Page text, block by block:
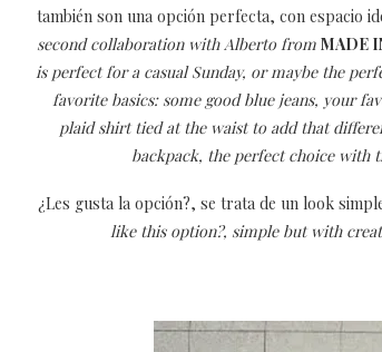
también son una opción perfecta, con espacio
second collaboration with Alberto from MADE
is perfect for a casual Sunday, or maybe the
favorite basics: some good blue jeans, your
plaid shirt tied at the waist to add that
backpack, the perfect choice with
¿Les gusta la opción?, se trata de un look
like this option?, simple but with